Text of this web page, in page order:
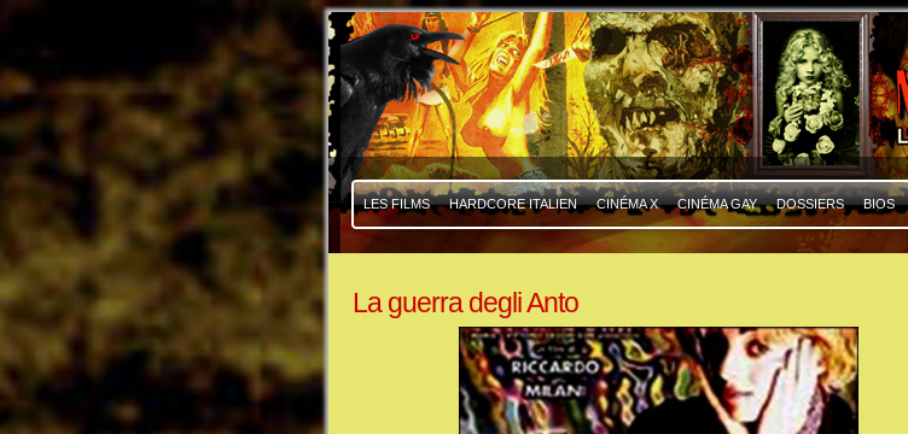
LES FILMS HARDCORE ITALIEN CINÉMA X CINÉMA GAY DOSSIERS BIOS
La guerra degli Anto